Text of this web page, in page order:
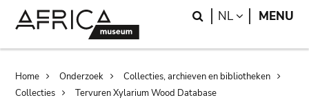
Search
NL LANGUAGE
MENU
Breadcrumb
Home Onderzoek
Collecties, archieven en bibliotheken
Collecties
Tervuren Xylarium Wood Database